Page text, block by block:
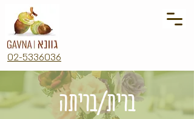
02-5336036
ברית/בריתה